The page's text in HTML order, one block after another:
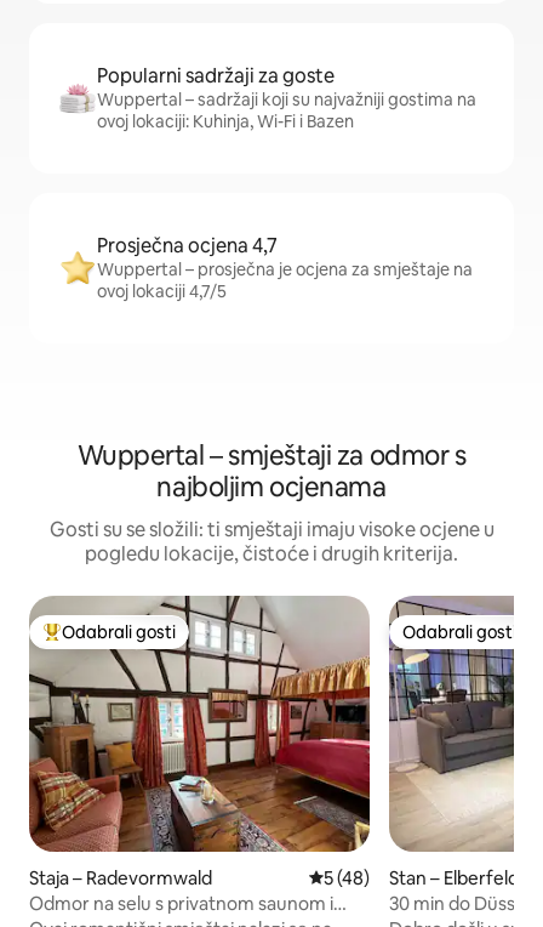
Popularni sadržaji za goste
Wuppertal – sadržaji koji su najvažniji gostima na
ovoj lokaciji: Kuhinja, Wi-Fi i Bazen
Prosječna ocjena 4,7
Wuppertal – prosječna je ocjena za smještaje na
ovoj lokaciji 4,7/5
Wuppertal – smještaji za odmor s
najboljim ocjenama
Gosti su se složili: ti smještaji imaju visoke ocjene u
pogledu lokacije, čistoće i drugih kriterija.
Među najviše rangiranima s oznakom „Odabrali gosti”
Odabrali gosti
Staja – Radevormwald Prosječna ocjena: 5/5,
5 (48)
Odmor na selu s privatnom saunom i
Odabrali gosti
Odabrali gosti
Stan – Elberfeld
30 min do